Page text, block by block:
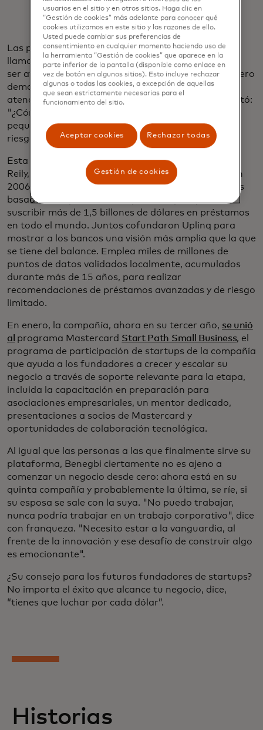
Las pequeñas compañías caen en lo que Benegbi
llama el "medio faltante": demasiado grandes para
ser atendidas por instituciones de microfinanzas, pero
demasiado pequeñas y de alto riesgo para ser
atendidas por el sector bancario formal. Se preguntó:
"¿Cómo podemos ayudar a los prestamistas de
pequeñas compañías a evaluar mejor y evaluar el
riesgo a través de una nueva lente?"
Esta pregunta llevó a Benegbi a contactar con Pat
Reily, un veterano de los servicios financieros que en
2006 lanzó una plataforma de decisiones crediticias
basada en IA para bancos que se empleó para
suscribir más de 1,5 billones de dólares en préstamos
en todo el mundo. Juntos cofundaron Uplinq para
mostrar a los bancos una visión más amplia que la que
se tiene del balance. Emplea miles de millones de
puntos de datos validados localmente, acumulados
durante más de 15 años, para realizar
recomendaciones de préstamos avanzadas y de riesgo
limitado.
En enero, la compañía, ahora en su tercer año, se unió
al programa Mastercard Start Path Small Business, el
programa de participación de startups de la compañía
que ayuda a los fundadores a crecer y escalar su
negocio a través de soporte relevante para la etapa,
incluida la capacitación en preparación para
asociaciones empresariales, un mentor dedicado,
presentaciones a socios de Mastercard y
oportunidades de colaboración tecnológica.
Al igual que las personas a las que finalmente sirve su
plataforma, Benegbi ciertamente no es ajeno a
comenzar un negocio desde cero: ahora está en su
quinta compañía y probablemente la última, se ríe, si
su esposa se sale con la suya. "No puedo trabajar,
nunca podría trabajar en un trabajo corporativo", dice
con franqueza. "Necesito estar a la vanguardia, al
frente de la innovación y ese desafío de construir algo
es emocionante".
¿Su consejo para los futuros fundadores de startups?
No importa el éxito que alcance tu negocio, dice,
“tienes que luchar por cada dólar”.
Historias
usuarios en el sitio y en otros sitios. Haga clic en
“Gestión de cookies” más adelante para conocer qué
cookies utilizamos en este sitio y las razones de ello.
Usted puede cambiar sus preferencias de
consentimiento en cualquier momento haciendo uso de
la herramienta “Gestión de cookies” que aparece en la
parte inferior de la pantalla (disponible como enlace en
vez de botón en algunos sitios). Esto incluye rechazar
algunas o todas las cookies, a excepción de aquellas
que sean estrictamente necesarias para el
funcionamiento del sitio.
Aceptar cookies Rechazar todas
Gestión de cookies